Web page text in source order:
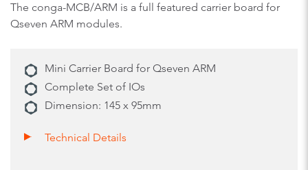
The conga-MCB/ARM is a full featured carrier board for
Qseven ARM modules.
Mini Carrier Board for Qseven ARM
Complete Set of IOs
Dimension: 145 x 95mm
Technical Details